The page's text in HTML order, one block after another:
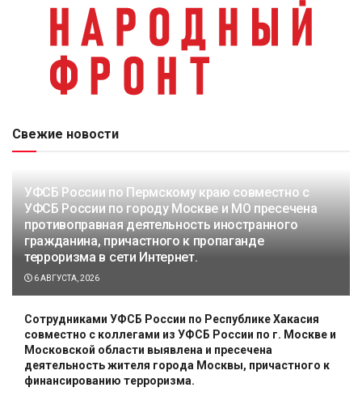
Свежие новости
УФСБ России по Пермскому краю совместно с
УФСБ России по городу Москве и МО пресечена
противоправная деятельность иностранного
гражданина, причастного к пропаганде
терроризма в сети Интернет.
6 АВГУСТА, 2026
Сотрудниками УФСБ России по Республике Хакасия
совместно с коллегами из УФСБ России по г. Москве и
Московской области выявлена и пресечена
деятельность жителя города Москвы, причастного к
финансированию терроризма.